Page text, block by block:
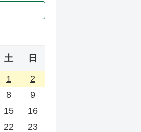
土 日
1
2
8
9
15
16
22
23